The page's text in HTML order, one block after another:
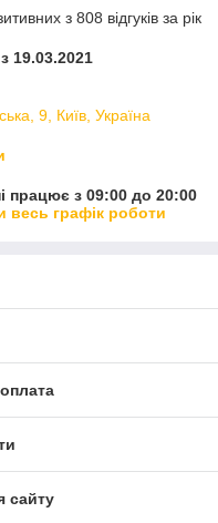
з 808 відгуків за рік
19.03.2021
9, Київ, Україна
працює з 09:00 до 20:00
весь графік роботи
сайту